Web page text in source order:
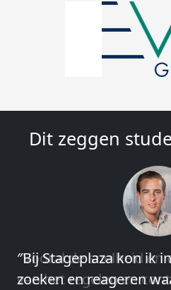
Dit zeggen
″Vooral de snelheid
van het regelen en